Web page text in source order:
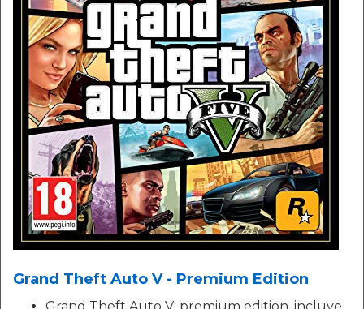
Grand Theft Auto V - Premium Edition